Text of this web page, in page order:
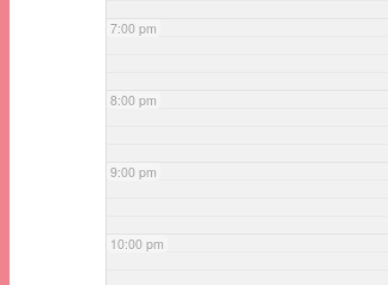
7:00 pm
8:00 pm
9:00 pm
10:00 pm